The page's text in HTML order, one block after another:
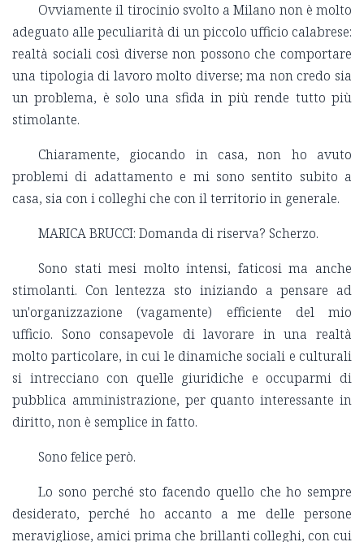
Ovviamente il tirocinio svolto a Milano non è molto
adeguato alle peculiarità di un piccolo ufficio calabrese:
realtà sociali così diverse non possono che comportare
una tipologia di lavoro molto diverse; ma non credo sia
un problema, è solo una sfida in più rende tutto più
stimolante.
Chiaramente, giocando in casa, non ho avuto
problemi di adattamento e mi sono sentito subito a
casa, sia con i colleghi che con il territorio in generale.
MARICA BRUCCI: Domanda di riserva? Scherzo.
Sono stati mesi molto intensi, faticosi ma anche
stimolanti. Con lentezza sto iniziando a pensare ad
un'organizzazione (vagamente) efficiente del mio
ufficio. Sono consapevole di lavorare in una realtà
molto particolare, in cui le dinamiche sociali e culturali
si intrecciano con quelle giuridiche e occuparmi di
pubblica amministrazione, per quanto interessante in
diritto, non è semplice in fatto.
Sono felice però.
Lo sono perché sto facendo quello che ho sempre
desiderato, perché ho accanto a me delle persone
meravigliose, amici prima che brillanti colleghi, con cui